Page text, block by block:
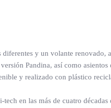
y un volante renovado,
Pandina, así como asientos
y realizado con plástico
en las más de cuatro